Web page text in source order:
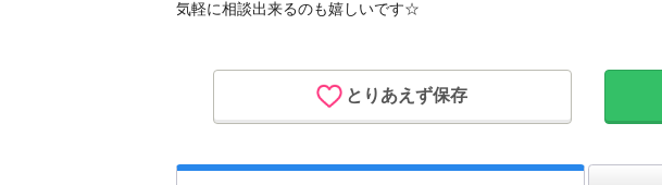
気軽に相談出来るのも嬉しいです☆
とりあえず保存